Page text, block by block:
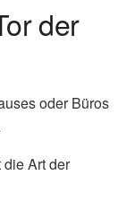
der
oder Büros
Art der